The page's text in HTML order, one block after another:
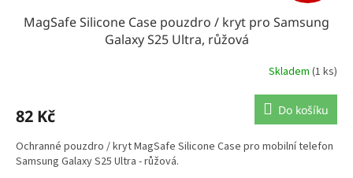
MagSafe Silicone Case pouzdro / kryt pro Samsung
Galaxy S25 Ultra, růžová
Skladem (1 ks)
82 Kč Do košíku
Ochranné pouzdro / kryt MagSafe Silicone Case pro mobilní telefon
Samsung Galaxy S25 Ultra - růžová.